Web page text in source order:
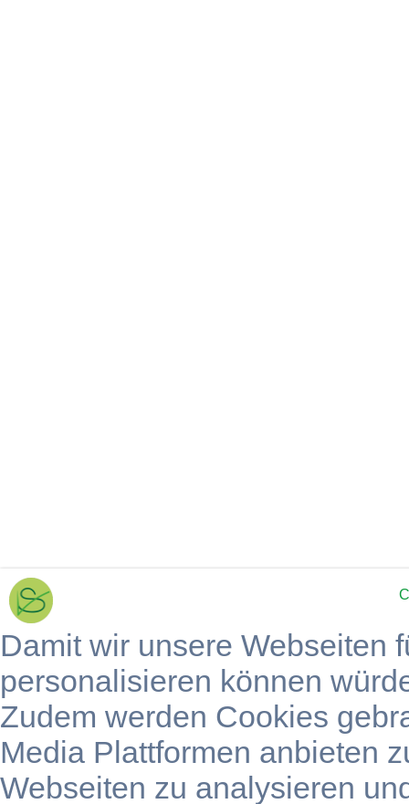
Damit wir unsere Webseiten
personalisieren können
Zudem werden Cookies
Media Plattformen anbieten
Webseiten zu analysieren